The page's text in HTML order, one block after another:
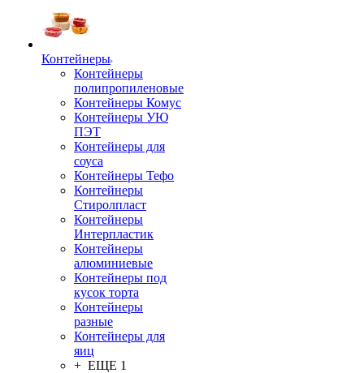
Контейнеры
Контейнеры
полипропиленовые
Контейнеры Комус
Контейнеры УЮ
ПЭТ
Контейнеры для
соуса
Контейнеры Тефо
Контейнеры
Стиролпласт
Контейнеры
Интерпластик
Контейнеры
алюминиевые
Контейнеры под
кусок торта
Контейнеры
разные
Контейнеры для
яиц
+ ЕЩЕ 1